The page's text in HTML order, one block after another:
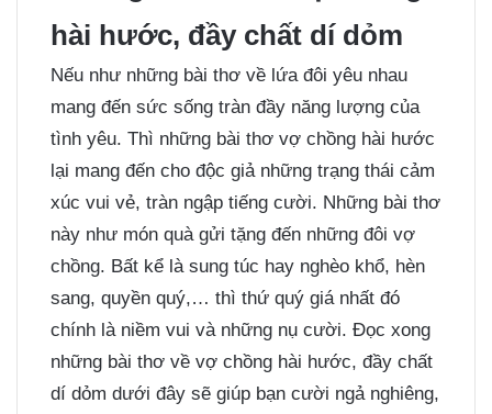
hài hước, đầy chất dí dỏm
Nếu như những bài thơ về lứa đôi yêu nhau
mang đến sức sống tràn đầy năng lượng của
tình yêu. Thì những bài thơ vợ chồng hài hước
lại mang đến cho độc giả những trạng thái cảm
xúc vui vẻ, tràn ngập tiếng cười. Những bài thơ
này như món quà gửi tặng đến những đôi vợ
chồng. Bất kể là sung túc hay nghèo khổ, hèn
sang, quyền quý,… thì thứ quý giá nhất đó
chính là niềm vui và những nụ cười. Đọc xong
những bài thơ về vợ chồng hài hước, đầy chất
dí dỏm dưới đây sẽ giúp bạn cười ngả nghiêng,